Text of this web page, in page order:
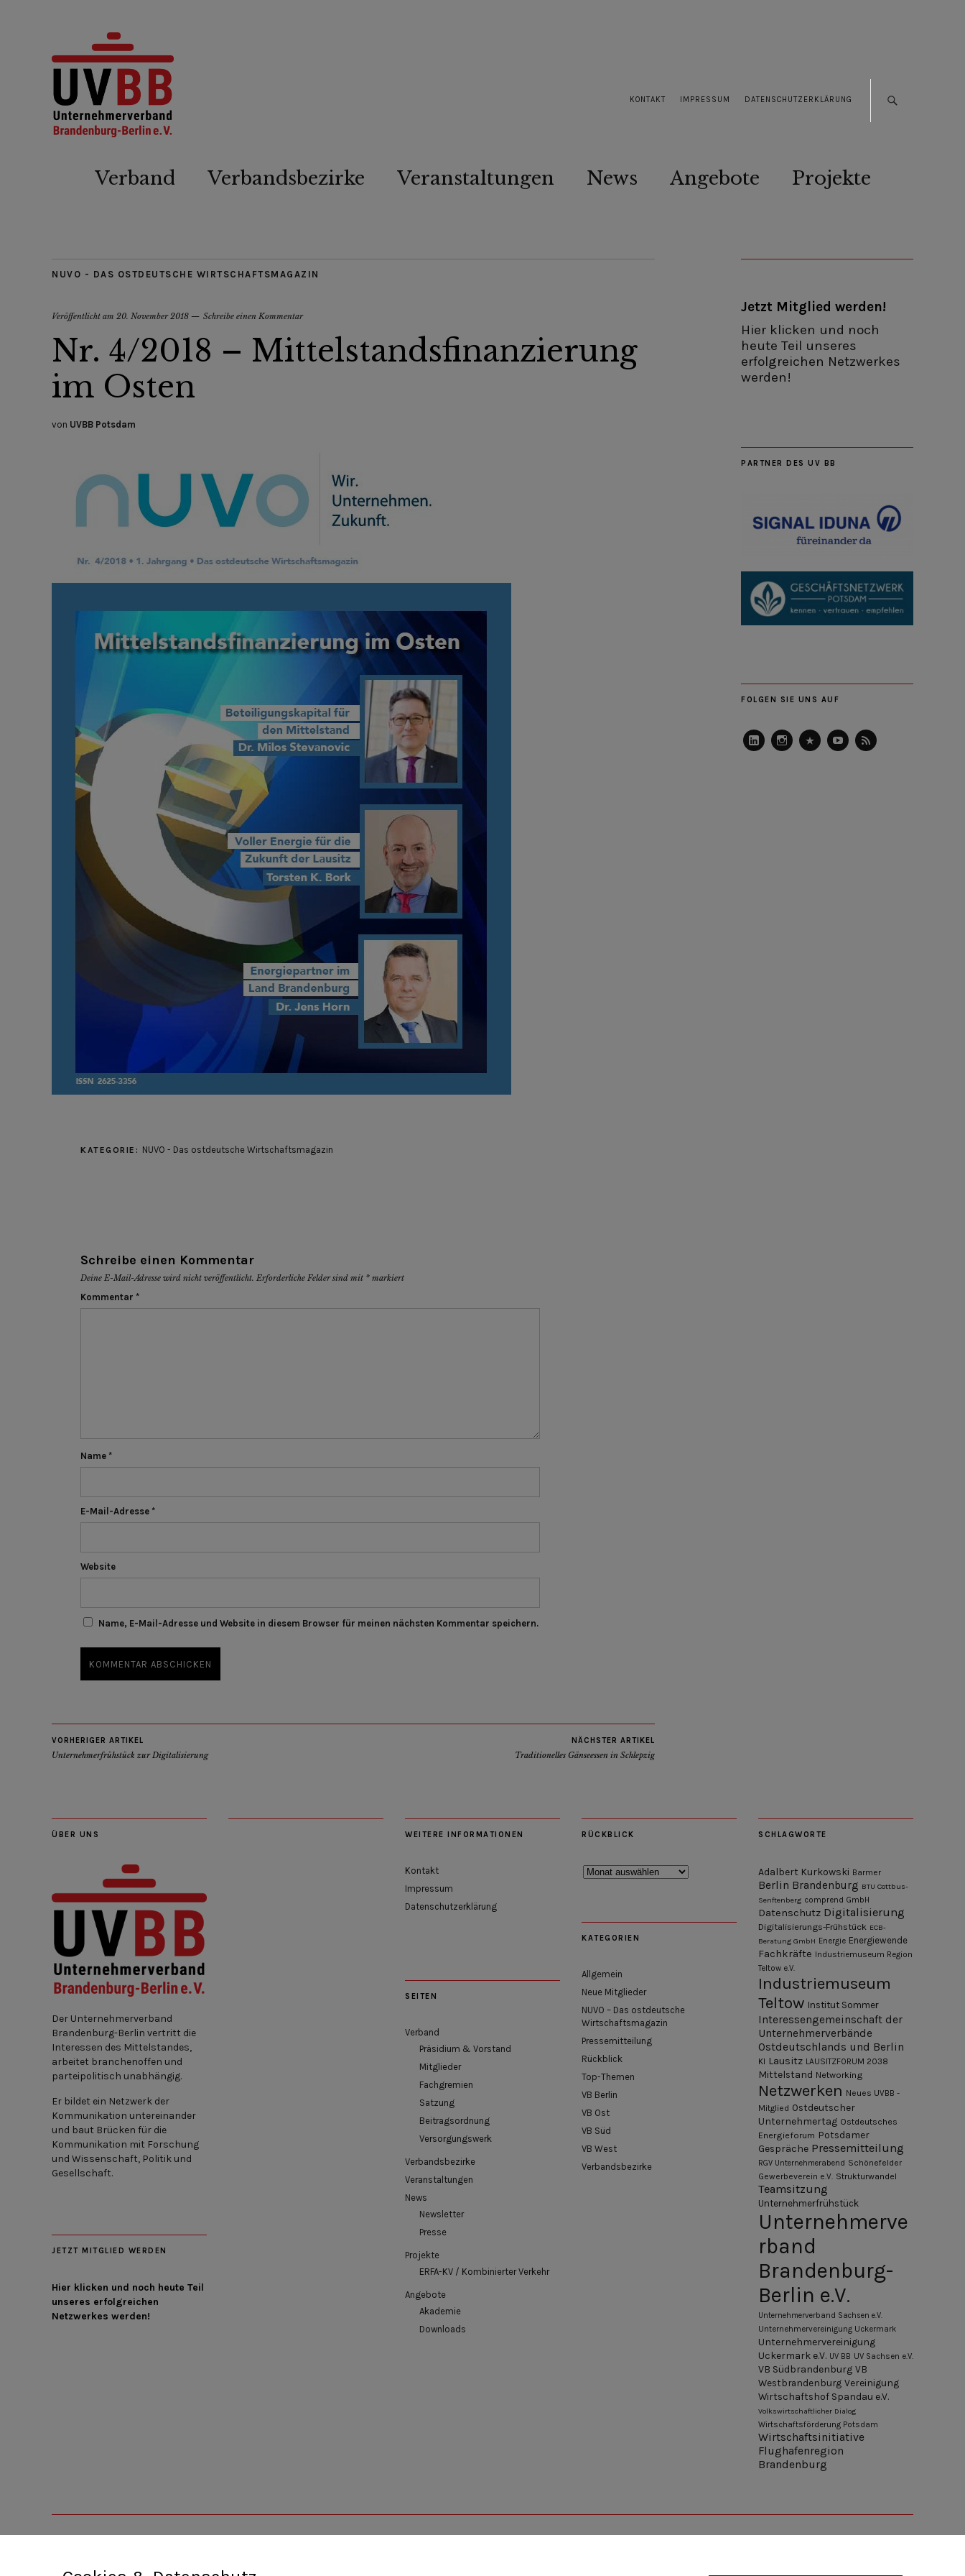
KONTAKT IMPRESSUM DATENSCHUTZERKLÄRUNG
Verband Verbandsbezirke Veranstaltungen News Angebote Projekte
NUVO - DAS OSTDEUTSCHE WIRTSCHAFTSMAGAZIN
Veröffentlicht am 20. November 2018 Schreibe einen Kommentar
Nr. 4/2018 – Mittelstandsfinanzierung
im Osten
von UVBB Potsdam
KATEGORIE: NUVO - Das ostdeutsche Wirtschaftsmagazin
Schreibe einen Kommentar
Deine E-Mail-Adresse wird nicht veröffentlicht. Erforderliche Felder sind mit * markiert
Kommentar *
Name *
E-Mail-Adresse *
Website
Name, E-Mail-Adresse und Website in diesem Browser für meinen nächsten Kommentar speichern.
VORHERIGER ARTIKEL
Unternehmerfrühstück zur Digitalisierung
NÄCHSTER ARTIKEL
Traditionelles Gänseessen in Schlepzig
Jetzt Mitglied werden!
Hier klicken und noch
heute Teil unseres
erfolgreichen Netzwerkes
werden!
PARTNER DES UV BB
FOLGEN SIE UNS AUF
ÜBER UNS
Der Unternehmerverband
Brandenburg-Berlin vertritt die
Interessen des Mittelstandes,
arbeitet branchenoffen und
parteipolitisch unabhängig.
Er bildet ein Netzwerk der
Kommunikation untereinander
und baut Brücken für die
Kommunikation mit Forschung
und Wissenschaft, Politik und
Gesellschaft.
JETZT MITGLIED WERDEN
Hier klicken und noch heute Teil
unseres erfolgreichen
Netzwerkes werden!
WEITERE INFORMATIONEN
Kontakt
Impressum
Datenschutzerklärung
SEITEN
Verband
Präsidium & Vorstand
Mitglieder
Fachgremien
Satzung
Beitragsordnung
Versorgungswerk
Verbandsbezirke
Veranstaltungen
News
Newsletter
Presse
Projekte
ERFA-KV / Kombinierter Verkehr
Angebote
Akademie
Downloads
RÜCKBLICK
Rückblick
KATEGORIEN
Allgemein
Neue Mitglieder
NUVO – Das ostdeutsche
Wirtschaftsmagazin
Pressemitteilung
Rückblick
Top-Themen
VB Berlin
VB Ost
VB Süd
VB West
Verbandsbezirke
SCHLAGWORTE
Adalbert Kurkowski Barmer
Berlin Brandenburg BTU Cottbus-
Senftenberg comprend GmbH
Datenschutz Digitalisierung
Digitalisierungs-Frühstück ECB-
Beratung GmbH Energie Energiewende
Fachkräfte Industriemuseum Region
Teltow e.V.
Industriemuseum
Teltow Institut Sommer
Interessengemeinschaft der
Unternehmerverbände
Ostdeutschlands und Berlin
KI Lausitz LAUSITZFORUM 2038
Mittelstand Networking
Netzwerken Neues UVBB -
Mitglied Ostdeutscher
Unternehmertag Ostdeutsches
Energieforum Potsdamer
Gespräche Pressemitteilung
RGV Unternehmerabend Schönefelder
Gewerbeverein e.V. Strukturwandel
Teamsitzung
Unternehmerfrühstück
Unternehmerve
rband
Brandenburg-
Berlin e.V.
Unternehmerverband Sachsen e.V.
Unternehmervereinigung Uckermark
Unternehmervereinigung
Uckermark e.V. UV BB UV Sachsen e.V.
VB Südbrandenburg VB
Westbrandenburg Vereinigung
Wirtschaftshof Spandau e.V.
Volkswirtschaftlicher Dialog
Wirtschaftsförderung Potsdam
Wirtschaftsinitiative
Flughafenregion
Brandenburg